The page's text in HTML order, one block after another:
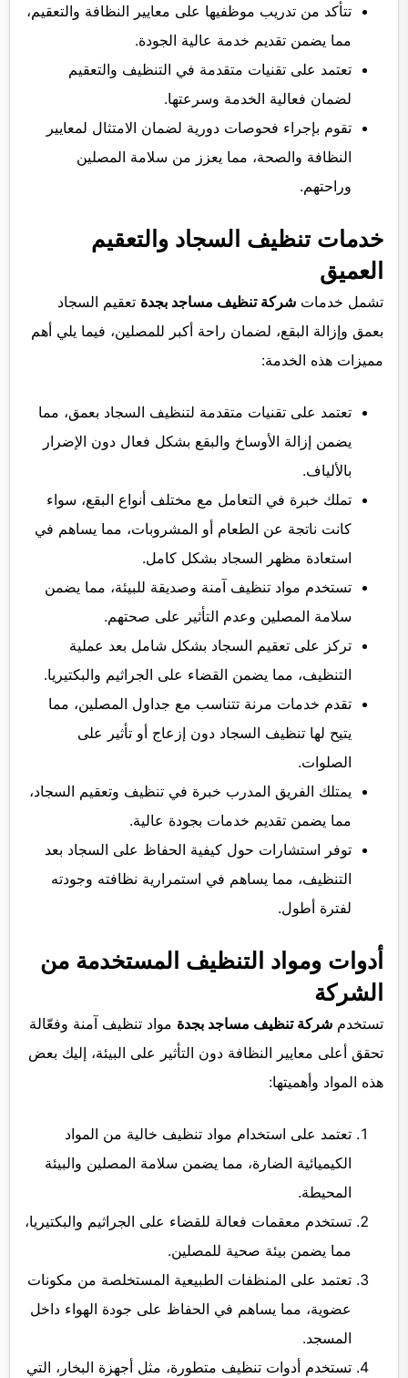
تتأكد من تدريب موظفيها على معايير النظافة والتعقيم،
مما يضمن تقديم خدمة عالية الجودة.
تعتمد على تقنيات متقدمة في التنظيف والتعقيم
لضمان فعالية الخدمة وسرعتها.
تقوم بإجراء فحوصات دورية لضمان الامتثال لمعايير
النظافة والصحة، مما يعزز من سلامة المصلين
وراحتهم.
خدمات تنظيف السجاد والتعقيم
العميق
تشمل خدمات شركة تنظيف مساجد بجدة تعقيم السجاد
بعمق وإزالة البقع، لضمان راحة أكبر للمصلين، فيما يلي أهم
مميزات هذه الخدمة:
تعتمد على تقنيات متقدمة لتنظيف السجاد بعمق، مما
يضمن إزالة الأوساخ والبقع بشكل فعال دون الإضرار
بالألياف.
تملك خبرة في التعامل مع مختلف أنواع البقع، سواء
كانت ناتجة عن الطعام أو المشروبات، مما يساهم في
استعادة مظهر السجاد بشكل كامل.
تستخدم مواد تنظيف آمنة وصديقة للبيئة، مما يضمن
سلامة المصلين وعدم التأثير على صحتهم.
تركز على تعقيم السجاد بشكل شامل بعد عملية
التنظيف، مما يضمن القضاء على الجراثيم والبكتيريا.
تقدم خدمات مرنة تتناسب مع جداول المصلين، مما
يتيح لها تنظيف السجاد دون إزعاج أو تأثير على
الصلوات.
يمتلك الفريق المدرب خبرة في تنظيف وتعقيم السجاد،
مما يضمن تقديم خدمات بجودة عالية.
توفر استشارات حول كيفية الحفاظ على السجاد بعد
التنظيف، مما يساهم في استمرارية نظافته وجودته
لفترة أطول.
أدوات ومواد التنظيف المستخدمة من
الشركة
تستخدم شركة تنظيف مساجد بجدة مواد تنظيف آمنة وفعّالة
تحقق أعلى معايير النظافة دون التأثير على البيئة، إليك بعض
هذه المواد وأهميتها:
تعتمد على استخدام مواد تنظيف خالية من المواد
الكيميائية الضارة، مما يضمن سلامة المصلين والبيئة
المحيطة.
تستخدم معقمات فعالة للقضاء على الجراثيم والبكتيريا،
مما يضمن بيئة صحية للمصلين.
تعتمد على المنظفات الطبيعية المستخلصة من مكونات
عضوية، مما يساهم في الحفاظ على جودة الهواء داخل
المسجد.
تستخدم أدوات تنظيف متطورة، مثل أجهزة البخار، التي